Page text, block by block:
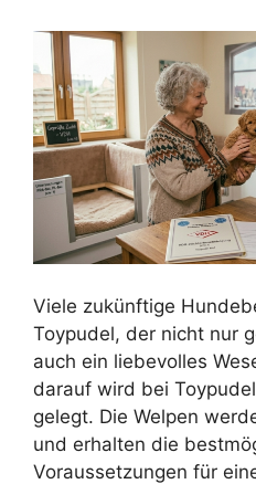
Viele zukünftige
Toypudel, der nicht nur
auch ein liebevolles
darauf wird bei
gelegt. Die Welpen
und erhalten die
Voraussetzungen für